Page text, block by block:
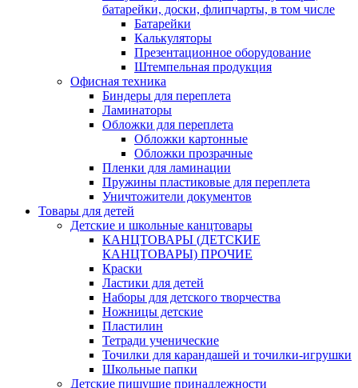
батарейки, доски, флипчарты, в том числе
Батарейки
Калькуляторы
Презентационное оборудование
Штемпельная продукция
Офисная техника
Биндеры для переплета
Ламинаторы
Обложки для переплета
Обложки картонные
Обложки прозрачные
Пленки для ламинации
Пружины пластиковые для переплета
Уничтожители документов
Товары для детей
Детские и школьные канцтовары
КАНЦТОВАРЫ (ДЕТСКИЕ
КАНЦТОВАРЫ) ПРОЧИЕ
Краски
Ластики для детей
Наборы для детского творчества
Ножницы детские
Пластилин
Тетради ученические
Точилки для карандашей и точилки-игрушки
Школьные папки
Детские пишущие принадлежности